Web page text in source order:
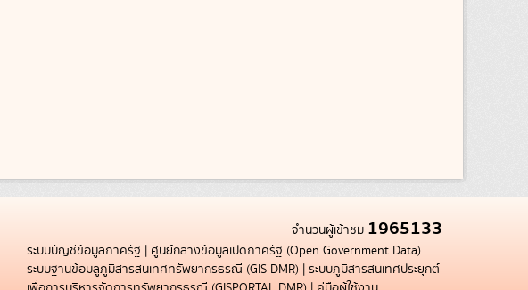
จำนวนผู้เข้าชม 1965133
ระบบบัญชีข้อมูลภาครัฐ | ศูนย์กลางข้อมูลเปิดภาครัฐ (Open Government Data)
ระบบฐานข้อมลูภูมิสารสนเทศทรัพยากรธรณี (GIS DMR) | ระบบภูมิสารสนเทศประยุกต์